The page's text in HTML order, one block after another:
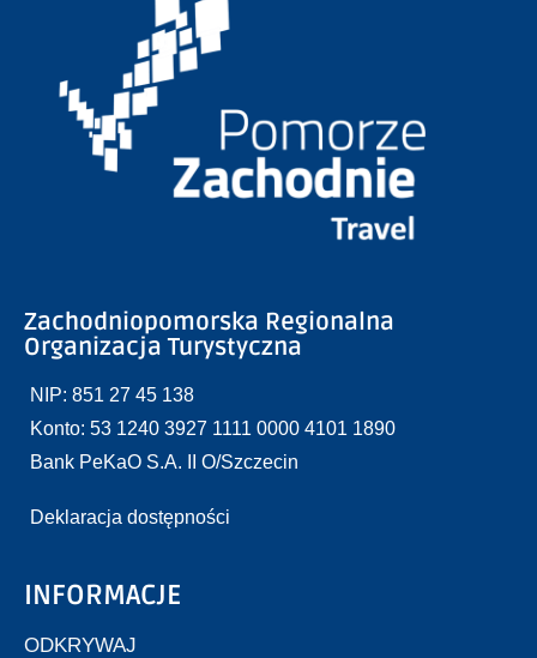
Zachodniopomorska Regionalna
Organizacja Turystyczna
NIP: 851 27 45 138
Konto: 53 1240 3927 1111 0000 4101 1890
Bank PeKaO S.A. II O/Szczecin
Deklaracja dostępności
INFORMACJE
ODKRYWAJ